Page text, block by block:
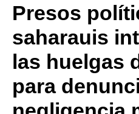
Presos
saharauis
las huelgas
para